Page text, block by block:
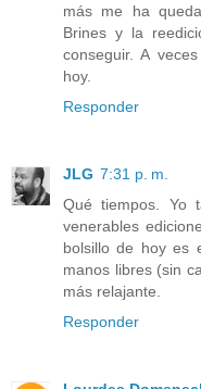
más me ha
Brines y la
conseguir. A
hoy.
Responder
JLG 7:31 p. m.
Qué tiempos. Yo
venerables
bolsillo de hoy es
manos libres (sin
más relajante.
Responder